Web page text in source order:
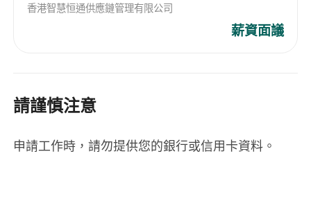
香港智慧恒通供應鏈管理有限公司
薪資面議
請謹慎注意
申請工作時，請勿提供您的銀行或信用卡資料。